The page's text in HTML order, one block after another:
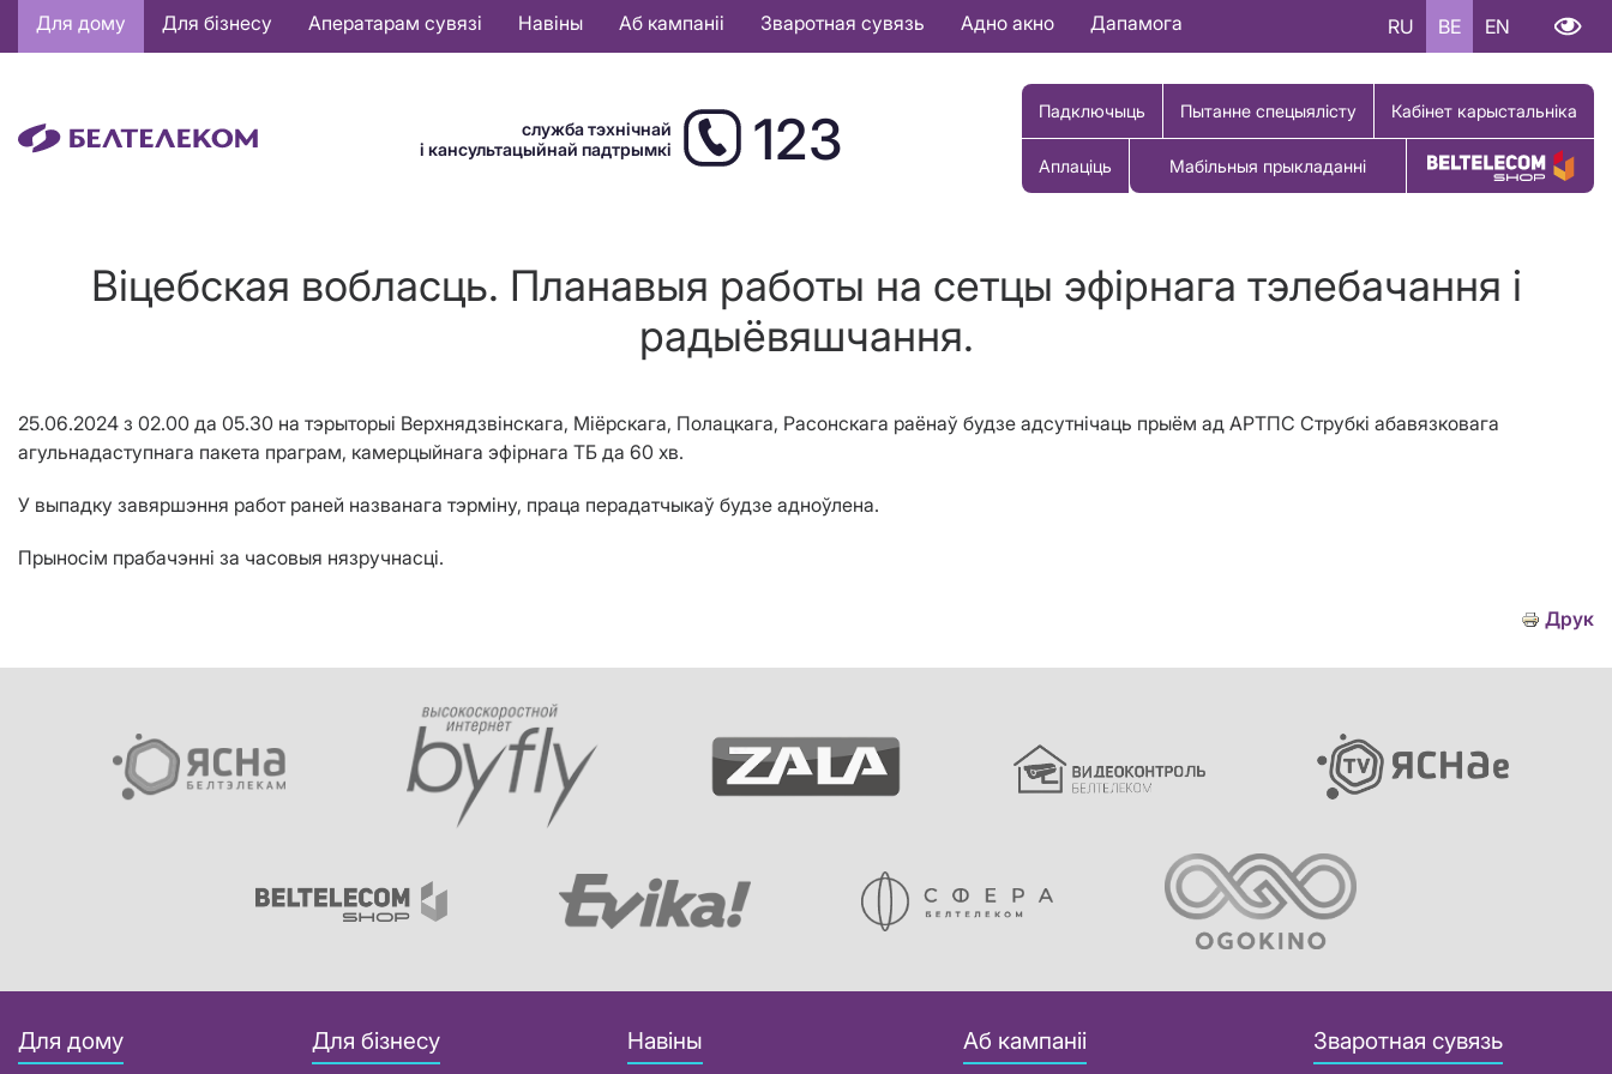
Основная
навигация
Для дому Для бізнесу Аператарам сувязі Навіны Аб кампаніі Зваротная сувязь Адно акно Дапамога RU BE EN
служба тэхнічнай
і кансультацыйнай падтрымкі
123 Падключыць Пытанне спецыялісту Кабінет карыстальніка
Аплаціць Мабільныя прыкладанні Купіць тавар
Віцебская вобласць. Планавыя работы на сетцы эфірнага тэлебачання і
радыёвяшчання.
25.06.2024 з 02.00 да 05.30 на тэрыторыі Верхнядзвінскага, Міёрскага, Полацкага, Расонскага раёнаў будзе адсутнічаць прыём ад АРТПС Струбкі абавязковага
агульнадаступнага пакета праграм, камерцыйнага эфірнага ТБ да 60 хв.
У выпадку завяршэння работ раней названага тэрміну, праца перадатчыкаў будзе адноўлена.
Прыносім прабачэнні за часовыя нязручнасці.
Друк
Для дому Для бізнесу Навіны Аб кампаніі Зваротная сувязь